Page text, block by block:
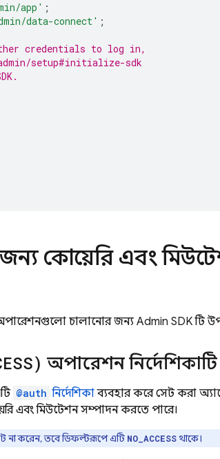
app' ;
data-connect' ;
credentials to log in,
setup#initialize-sdk
জন্য কোয়েরি এবং
চালানোর জন্যAdmin SDKটি
অপারেশন
@auth নির্দেশিকাব্যবহার করে সেট করা
এবং মিউটেশন সম্পাদন করতে পারে।
না করেন, তবে ডিফল্টরূপে এটি NO_ACCESS থাকে।